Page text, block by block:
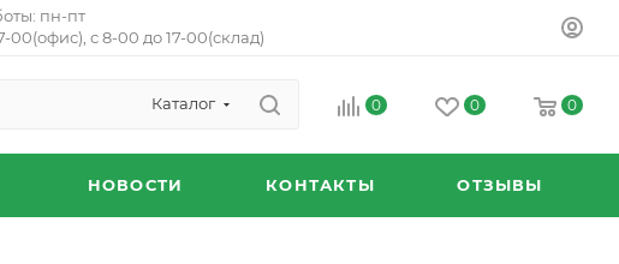
пн-пт
00(офис), с 8-00 до 17-00(склад)
Каталог 0 0 0
НОВОСТИ КОНТАКТЫ ОТЗЫВЫ